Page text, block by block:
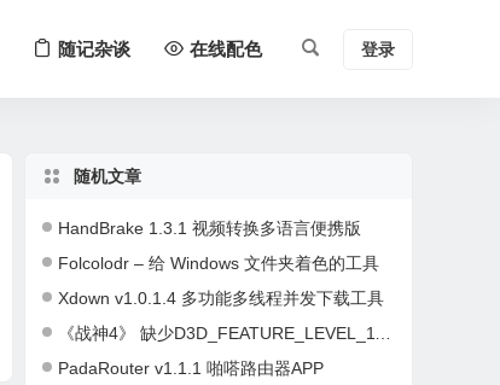
随记杂谈 在线配色 登录
随机文章
HandBrake 1.3.1 视频转换多语言便携版
Folcolodr – 给 Windows 文件夹着色的工具
Xdown v1.0.1.4 多功能多线程并发下载工具
《战神4》 缺少D3D_FEATURE_LEVEL_11_1.的解决方法
PadaRouter v1.1.1 啪嗒路由器APP